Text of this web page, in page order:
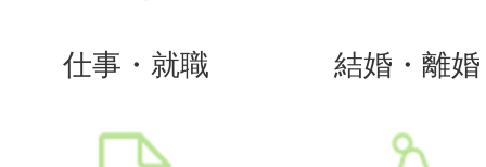
仕事・就職 結婚・離婚